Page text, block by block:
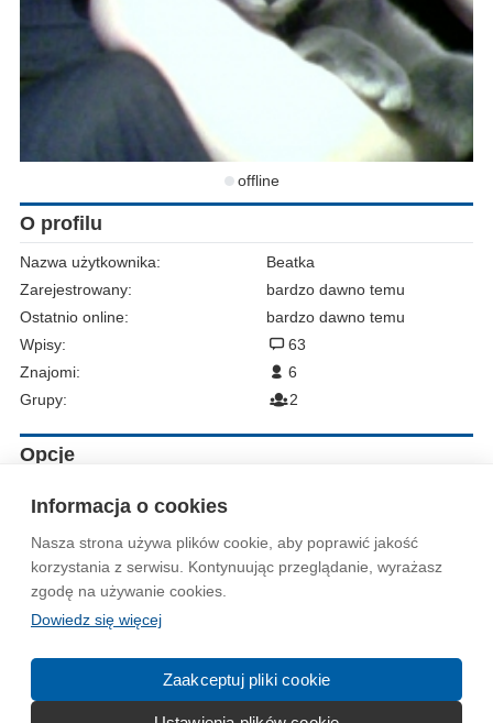
Informacja o cookies
Nasza strona używa plików cookie, aby poprawić jakość
korzystania z serwisu. Kontynuując przeglądanie, wyrażasz
zgodę na używanie cookies.
Dowiedz się więcej
Zaakceptuj pliki cookie
offline
O profilu
Nazwa użytkownika:
Beatka
Zarejestrowany:
bardzo dawno temu
Ostatnio online:
bardzo dawno temu
Wpisy:
63
Znajomi:
6
Grupy:
2
Opcje
Wytyczne dla społeczności Regulamin Prywatność
Reklama Kontakt